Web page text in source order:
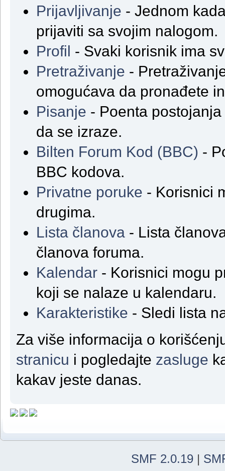
Prijavljivanje - Jednom
prijaviti sa svojim nalogom.
Profil - Svaki korisnik ima
Pretraživanje -
omogućava da pronađete
Pisanje - Poenta
da se izraze.
Bilten Forum Kod (BBC) -
BBC kodova.
Privatne poruke - Korisnici
drugima.
Lista članova - Lista
članova foruma.
Kalendar - Korisnici mogu
koji se nalaze u kalendaru.
Karakteristike - Sledi lista
Za više informacija o
stranicu i pogledajte zasluge
kakav jeste danas.
SMF 2.0.19 |